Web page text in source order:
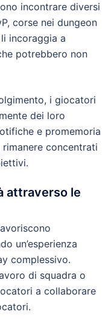
incontrare diversi
corse nei dungeon
incoraggia a
potrebbero non
i giocatori
dei loro
e promemoria
concentrati
attraverso le
un’esperienza
complessivo.
di squadra o
a collaborare